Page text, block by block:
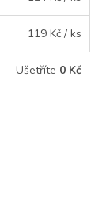
119 Kč / ks
Ušetříte 0 Kč